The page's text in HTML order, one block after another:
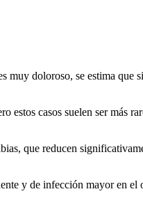
doloroso, se estima que
casos suelen ser más
que reducen
y de infección mayor en el